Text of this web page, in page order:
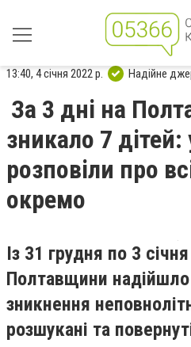
13:40, 4 січня 2022 р. Надійне
За 3 дні на
зникало 7 дітей:
розповіли про
окремо
Із 31 грудня по 3
Полтавщини
зникнення
розшукані та